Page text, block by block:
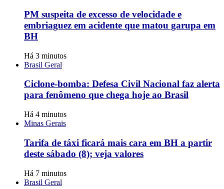
PM suspeita de excesso de velocidade e
embriaguez em acidente que matou garupa em
BH
Há 3 minutos
Brasil Geral
Ciclone-bomba: Defesa Civil Nacional faz alerta
para fenômeno que chega hoje ao Brasil
Há 4 minutos
Minas Gerais
Tarifa de táxi ficará mais cara em BH a partir
deste sábado (8); veja valores
Há 7 minutos
Brasil Geral